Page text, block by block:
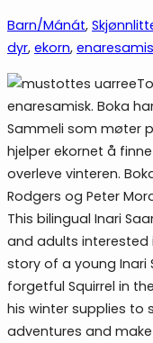
Barn/Mánát,
dyr, ekorn,
enaresamisk. Boka
Sammeli som møter
hjelper ekornet å
overleve vinteren.
Rodgers og Peter
This bilingual Inari
and adults interested
story of a young Inari
forgetful Squirrel in
his winter supplies to
adventures and